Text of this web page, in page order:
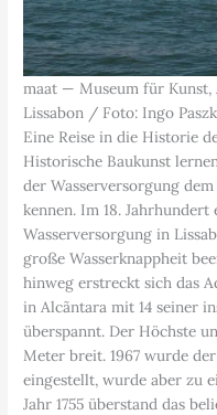
maat — Museum für
Lissabon / Foto: Ingo
Eine Reise in die Historie
Historische Baukunst
der Wasserversorgung
kennen. Im 18.
Wasserversorgung in
große Wasserknappheit
hinweg erstreckt sich das
in Alcãntara mit 14 seiner
überspannt. Der Höchste
Meter breit. 1967 wurde
eingestellt, wurde aber zu
Jahr 1755 überstand das